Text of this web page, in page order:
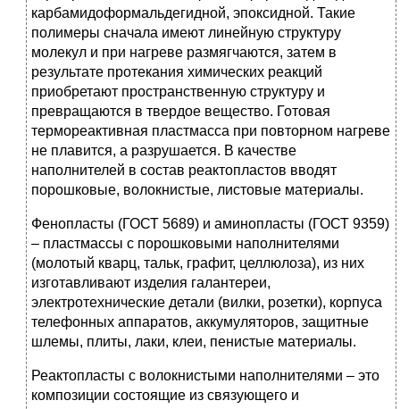
карбамидоформальдегидной, эпоксидной. Такие
полимеры сначала имеют линейную структуру
молекул и при нагреве размягчаются, затем в
результате протекания химических реакций
приобретают пространственную структуру и
превращаются в твердое вещество. Готовая
термореактивная пластмасса при повторном нагреве
не плавится, а разрушается. В качестве
наполнителей в состав реактопластов вводят
порошковые, волокнистые, листовые материалы.
Фенопласты (ГОСТ 5689) и аминопласты (ГОСТ 9359)
– пластмассы с порошковыми наполнителями
(молотый кварц, тальк, графит, целлюлоза), из них
изготавливают изделия галантереи,
электротехнические детали (вилки, розетки), корпуса
телефонных аппаратов, аккумуляторов, защитные
шлемы, плиты, лаки, клеи, пенистые материалы.
Реактопласты с волокнистыми наполнителями – это
композиции состоящие из связующего и